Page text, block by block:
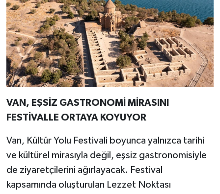
VAN, EŞSİZ GASTRONOMİ MİRASINI
FESTİVALLE ORTAYA KOYUYOR
Van, Kültür Yolu Festivali boyunca yalnızca tarihi
ve kültürel mirasıyla değil, eşsiz gastronomisiyle
de ziyaretçilerini ağırlayacak. Festival
kapsamında oluşturulan Lezzet Noktası